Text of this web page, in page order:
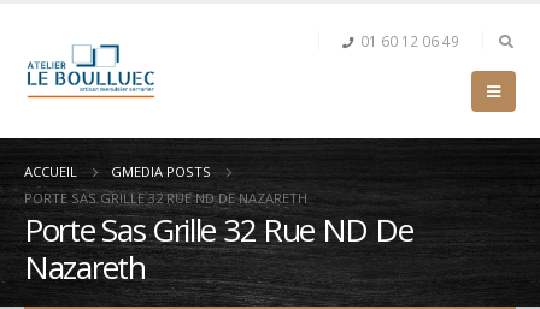
01 60 12 06 49
ACCUEIL
GMEDIA POSTS
PORTE SAS GRILLE 32 RUE ND DE NAZARETH
Porte Sas Grille 32 Rue ND De
Nazareth